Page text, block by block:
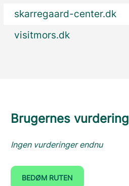
skarregaard-center.dk
visitmors.dk
Brugernes vurdering
Ingen vurderinger endnu
BEDØM RUTEN